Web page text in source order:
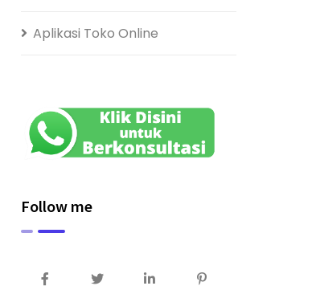
Aplikasi Toko Online
Follow me